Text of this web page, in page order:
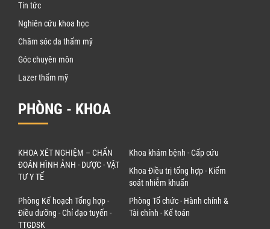
Tin tức
Nghiên cứu khoa học
Chăm sóc da thẩm mỹ
Góc chuyên môn
Lazer thẩm mỹ
PHÒNG - KHOA
KHOA XÉT NGHIỆM – CHẨN
ĐOÁN HÌNH ẢNH - DƯỢC - VẬT
TƯ Y TẾ
Khoa khám bệnh - Cấp cứu
Khoa Điều trị tổng hợp - Kiểm
soát nhiễm khuẩn
Phòng Kế hoạch Tổng hợp -
Điều dưỡng - Chỉ đạo tuyến -
TTGDSK
Phòng Tổ chức - Hành chính &
Tài chính - Kế toán